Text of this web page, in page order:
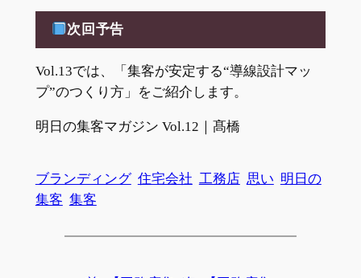
次回予告
Vol.13では、「集客が安定する“導線設計マッ
プ”のつくり方」をご紹介します。
明日の集客マガジン Vol.12｜髙橋
ブランディング 住宅会社 工務店 思い 明日の
集客 集客